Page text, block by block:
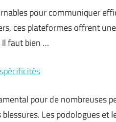
pour communiquer
ces plateformes offrent
Il faut bien …
pour de nombreuses
Les podologues et